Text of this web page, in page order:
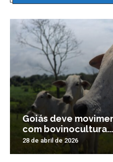
Goiás deve
com bovinocultura...
28 de abril de 2026